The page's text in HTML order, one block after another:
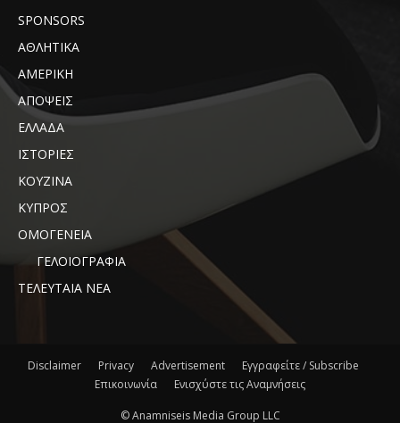
SPONSORS
ΑΘΛΗΤΙΚΑ
ΑΜΕΡΙΚΗ
ΑΠΟΨΕΙΣ
ΕΛΛΑΔΑ
ΙΣΤΟΡΙΕΣ
ΚΟΥΖΙΝΑ
ΚΥΠΡΟΣ
ΟΜΟΓΕΝΕΙΑ
ΓΕΛΟΙΟΓΡΑΦΙΑ
ΤΕΛΕΥΤΑΙΑ ΝΕΑ
Disclaimer Privacy Advertisement
Εγγραφείτε / Subscribe
Επικοινωνία
Ενισχύστε τις Αναμνήσεις
© Anamniseis Media Group LLC